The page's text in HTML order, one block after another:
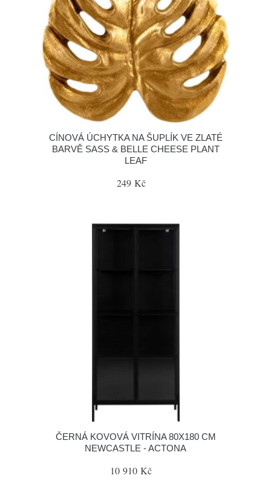
CÍNOVÁ ÚCHYTKA NA ŠUPLÍK VE ZLATÉ
BARVĚ SASS & BELLE CHEESE PLANT
LEAF
249 Kč
ČERNÁ KOVOVÁ VITRÍNA 80X180 CM
NEWCASTLE - ACTONA
10 910 Kč